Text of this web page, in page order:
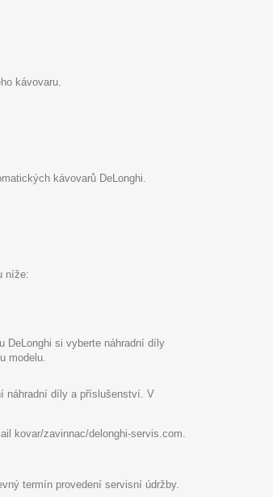
kávovaru.
kávovarů DeLonghi.
níže:
DeLonghi si vyberte náhradní díly
modelu.
náhradní díly a příslušenství. V
kovar/zavinnac/delonghi-servis.com.
termín provedení servisní údržby.